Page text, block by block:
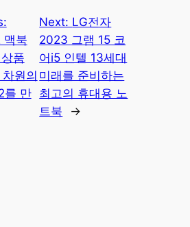
북
품
원의
를 만
Next: LG전자
2023 그램 15 코
어i5 인텔 13세대
미래를 준비하는
최고의 휴대용 노
트북
→